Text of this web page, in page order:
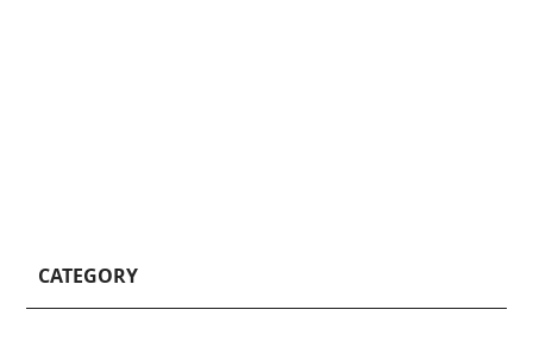
CATEGORY